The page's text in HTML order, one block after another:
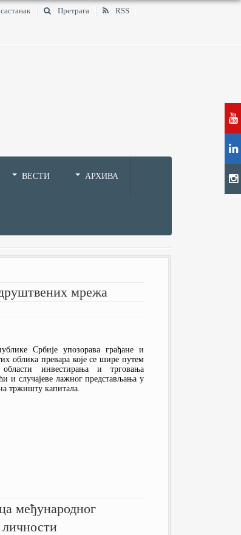
Претрага
RSS
ДОГОВОР УН У
ВЕСТИ АРХИВА
мрежа
Србије упозорава грађане и
облика превара које се шире путем
инвестирања и трговања
и случајеве лажног представљања у
тржишту капитала.
међународног